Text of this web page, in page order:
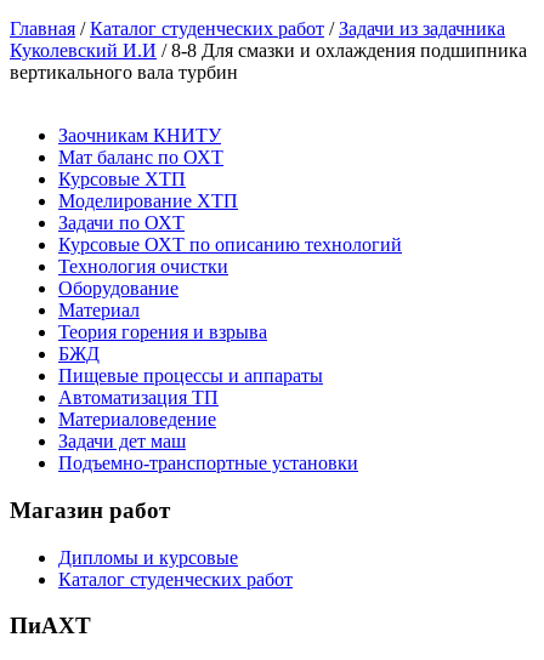
Главная /Каталог студенческих работ /Задачи из задачника
Куколевский И.И / 8-8 Для смазки и охлаждения подшипника
вертикального вала турбин
Заочникам КНИТУ
Мат баланс по ОХТ
Курсовые ХТП
Моделирование ХТП
Задачи по ОХТ
Курсовые ОХТ по описанию технологий
Технология очистки
Оборудование
Материал
Теория горения и взрыва
БЖД
Пищевые процессы и аппараты
Автоматизация ТП
Материаловедение
Задачи дет маш
Подъемно-транспортные установки
Магазин работ
Дипломы и курсовые
Каталог студенческих работ
ПиАХТ